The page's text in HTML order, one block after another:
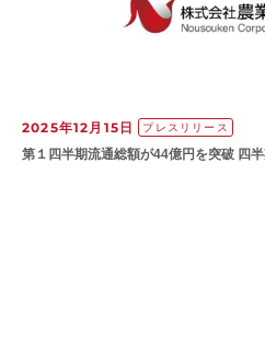
2025年12月15日 プレスリリース
第１四半期流通総額が44億円を突破 四